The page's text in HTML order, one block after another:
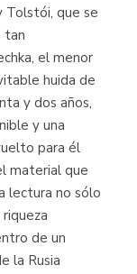
Tolstói, que se
tan
el menor
huida de
y dos años,
y una
para él
material que
lectura no sólo
de un
la Rusia